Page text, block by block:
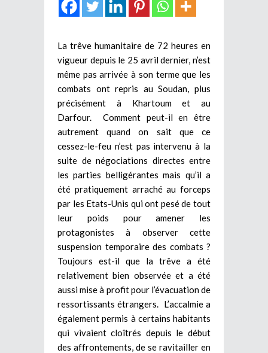
La trêve humanitaire de 72 heures en
vigueur depuis le 25 avril dernier, n’est
même pas arrivée à son terme que les
combats ont repris au Soudan, plus
précisément à Khartoum et au
Darfour. Comment peut-il en être
autrement quand on sait que ce
cessez-le-feu n’est pas intervenu à la
suite de négociations directes entre
les parties belligérantes mais qu’il a
été pratiquement arraché au forceps
par les Etats-Unis qui ont pesé de tout
leur poids pour amener les
protagonistes à observer cette
suspension temporaire des combats ?
Toujours est-il que la trêve a été
relativement bien observée et a été
aussi mise à profit pour l’évacuation de
ressortissants étrangers. L’accalmie a
également permis à certains habitants
qui vivaient cloîtrés depuis le début
des affrontements, de se ravitailler en